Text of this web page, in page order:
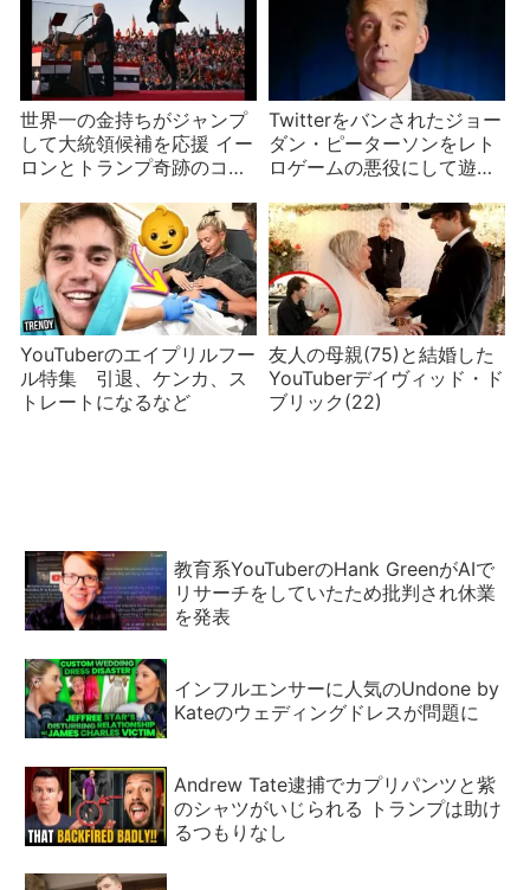
世界一の金持ちがジャンプ
して大統領候補を応援 イー
ロンとトランプ奇跡のコラ
Twitterをバンされたジョー
ダン・ピーターソンをレト
ロゲームの悪役にして遊ぶ
YouTuberのエイプリルフー
ル特集 引退、ケンカ、ス
トレートになるなど
友人の母親(75)と結婚した
YouTuberデイヴィッド・ド
ブリック(22)
教育系YouTuberのHank GreenがAIで
リサーチをしていたため批判され休業
を発表
インフルエンサーに人気のUndone by
Kateのウェディングドレスが問題に
Andrew Tate逮捕でカプリパンツと紫
のシャツがいじられる トランプは助け
るつもりなし